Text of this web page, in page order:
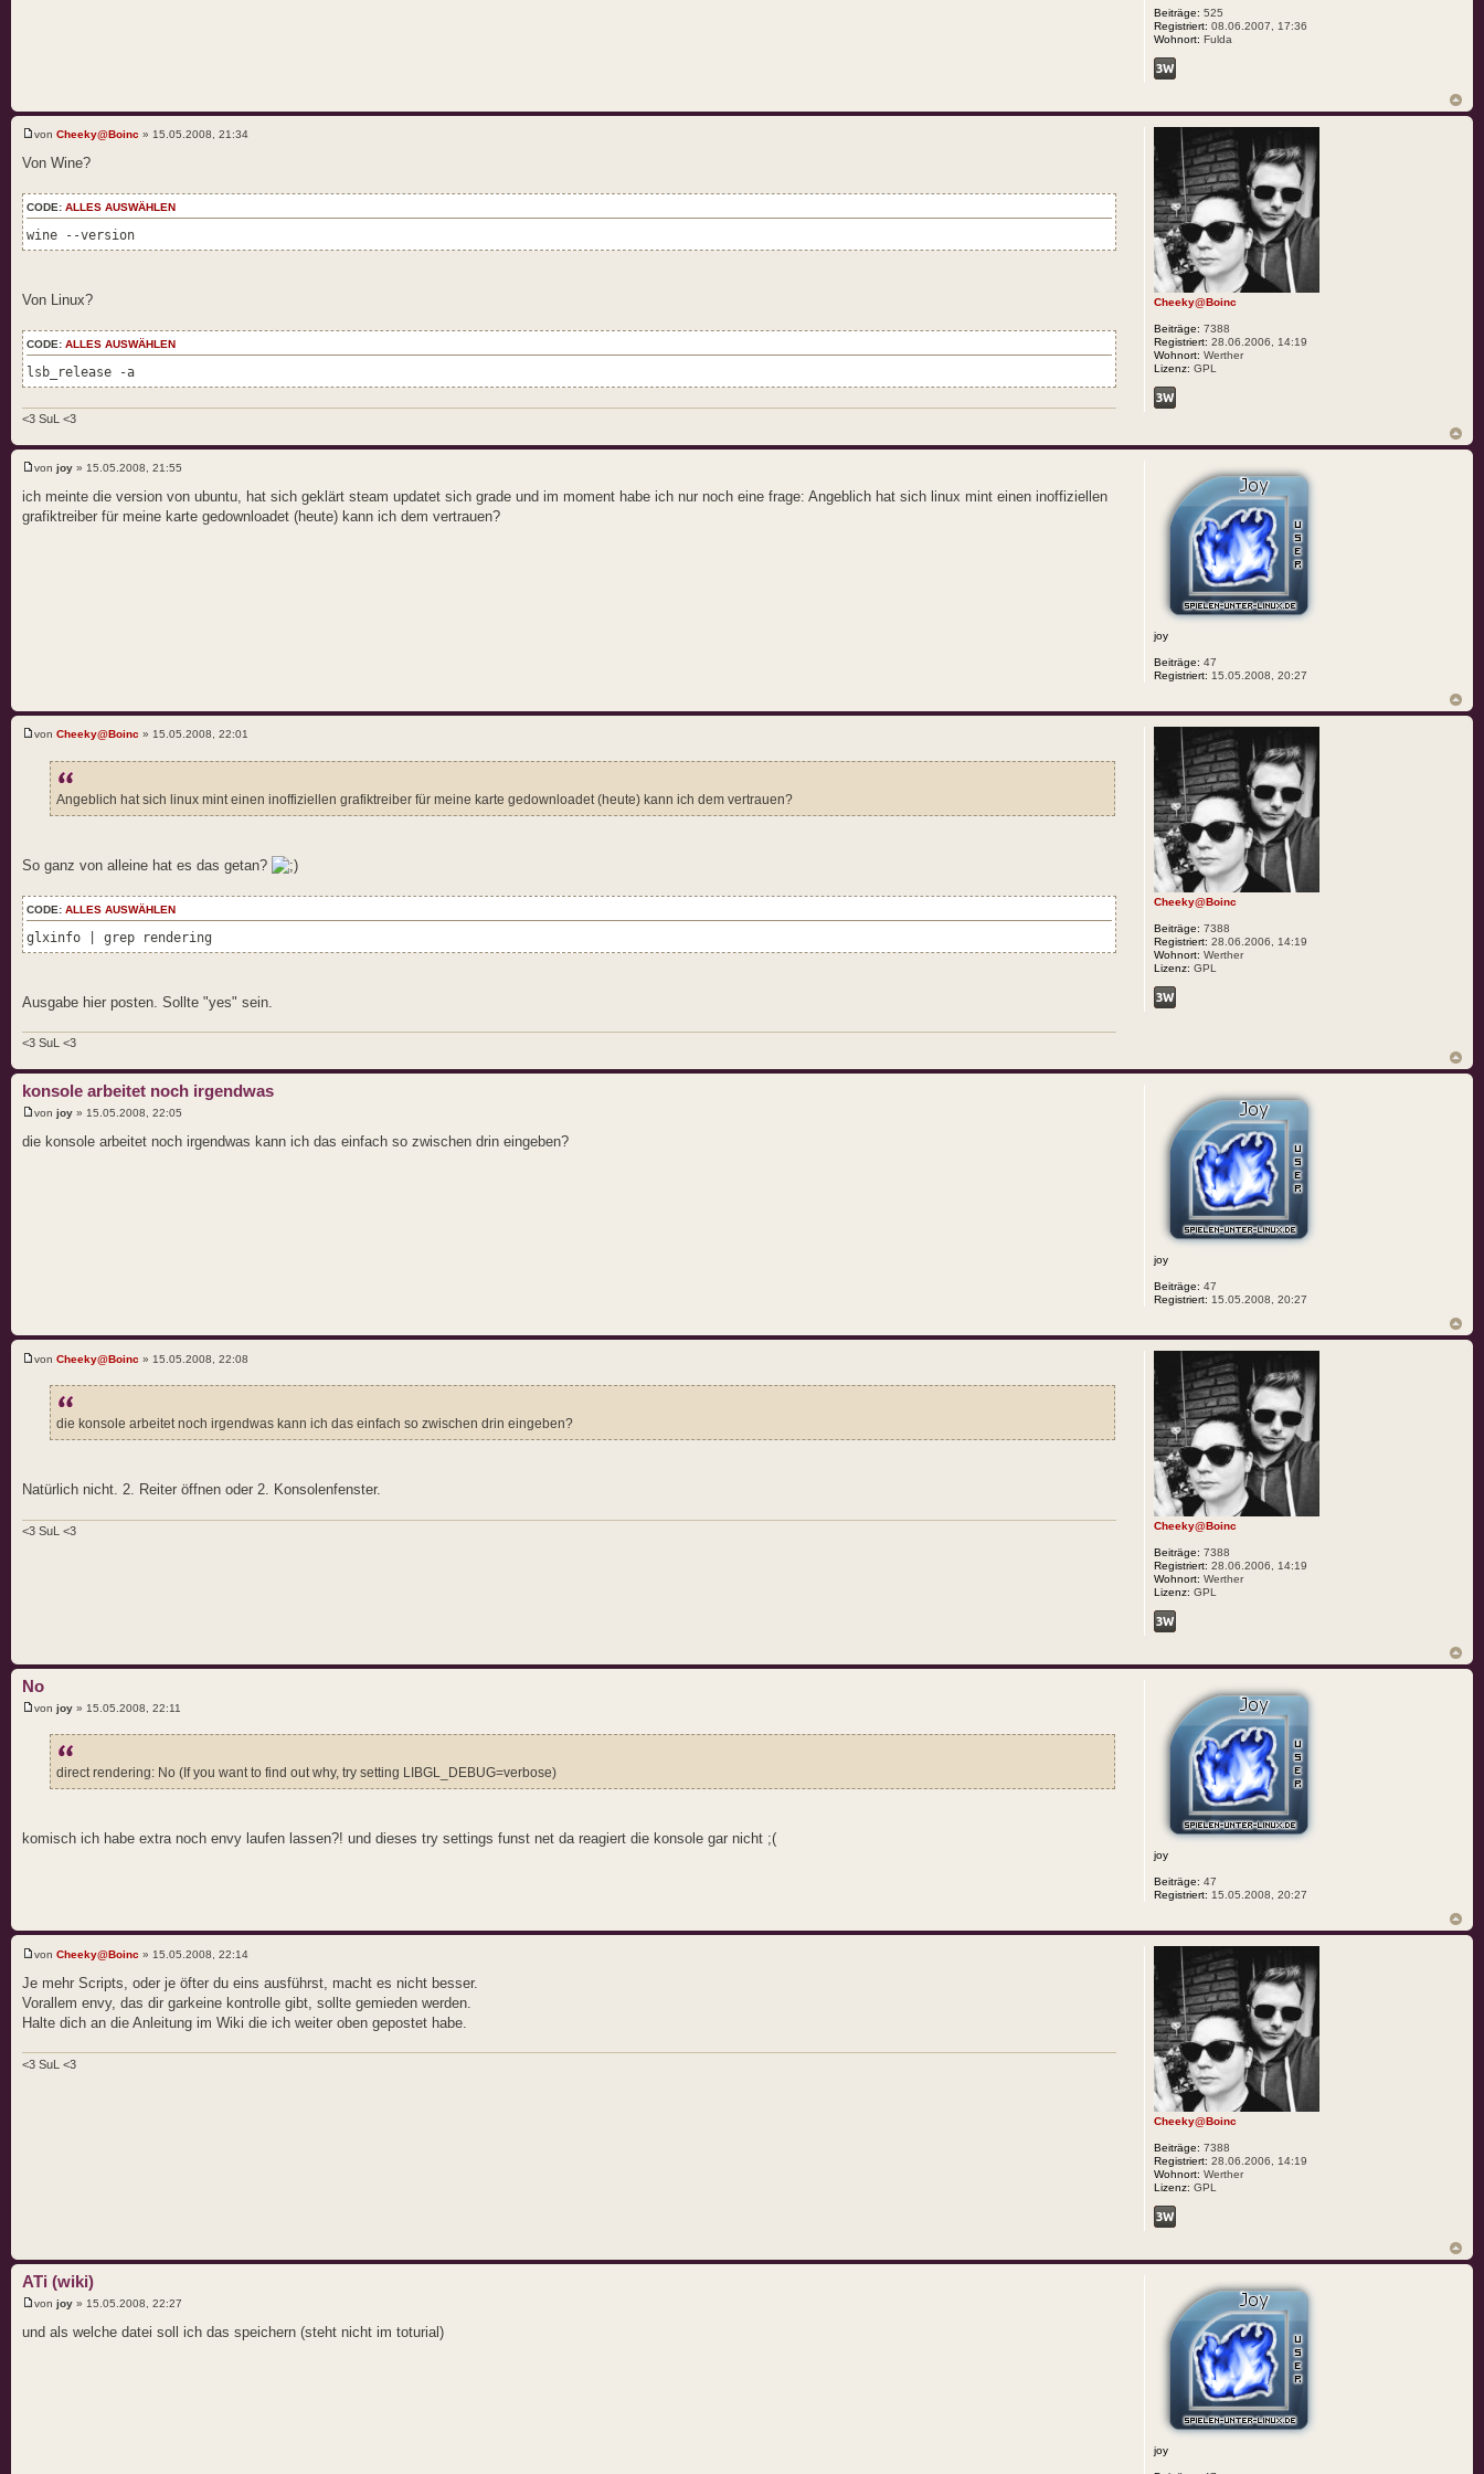
Beiträge: 525
Registriert: 08.06.2007, 17:36
Wohnort: Fulda
von Cheeky@Boinc » 15.05.2008, 21:34
Von Wine?
CODE: ALLES AUSWÄHLEN
wine --version
Von Linux?
CODE: ALLES AUSWÄHLEN
lsb_release -a
<3 SuL <3
Cheeky@Boinc
Beiträge: 7388
Registriert: 28.06.2006, 14:19
Wohnort: Werther
Lizenz: GPL
von joy » 15.05.2008, 21:55
ich meinte die version von ubuntu, hat sich geklärt steam updatet sich grade und im moment habe ich nur noch eine frage: Angeblich hat sich linux mint einen inoffiziellen
grafiktreiber für meine karte gedownloadet (heute) kann ich dem vertrauen?
joy
Beiträge: 47
Registriert: 15.05.2008, 20:27
von Cheeky@Boinc » 15.05.2008, 22:01
Angeblich hat sich linux mint einen inoffiziellen grafiktreiber für meine karte gedownloadet (heute) kann ich dem vertrauen?
So ganz von alleine hat es das getan?
CODE: ALLES AUSWÄHLEN
glxinfo | grep rendering
Ausgabe hier posten. Sollte "yes" sein.
<3 SuL <3
Cheeky@Boinc
Beiträge: 7388
Registriert: 28.06.2006, 14:19
Wohnort: Werther
Lizenz: GPL
konsole arbeitet noch irgendwas
von joy » 15.05.2008, 22:05
die konsole arbeitet noch irgendwas kann ich das einfach so zwischen drin eingeben?
joy
Beiträge: 47
Registriert: 15.05.2008, 20:27
von Cheeky@Boinc » 15.05.2008, 22:08
die konsole arbeitet noch irgendwas kann ich das einfach so zwischen drin eingeben?
Natürlich nicht. 2. Reiter öffnen oder 2. Konsolenfenster.
<3 SuL <3 Cheeky@Boinc
Beiträge: 7388
Registriert: 28.06.2006, 14:19
Wohnort: Werther
Lizenz: GPL
No
von joy » 15.05.2008, 22:11
direct rendering: No (If you want to find out why, try setting LIBGL_DEBUG=verbose)
komisch ich habe extra noch envy laufen lassen?! und dieses try settings funst net da reagiert die konsole gar nicht ;(
joy
Beiträge: 47
Registriert: 15.05.2008, 20:27
von Cheeky@Boinc » 15.05.2008, 22:14
Je mehr Scripts, oder je öfter du eins ausführst, macht es nicht besser.
Vorallem envy, das dir garkeine kontrolle gibt, sollte gemieden werden.
Halte dich an die Anleitung im Wiki die ich weiter oben gepostet habe.
<3 SuL <3
Cheeky@Boinc
Beiträge: 7388
Registriert: 28.06.2006, 14:19
Wohnort: Werther
Lizenz: GPL
ATi (wiki)
von joy » 15.05.2008, 22:27
und als welche datei soll ich das speichern (steht nicht im toturial)
joy